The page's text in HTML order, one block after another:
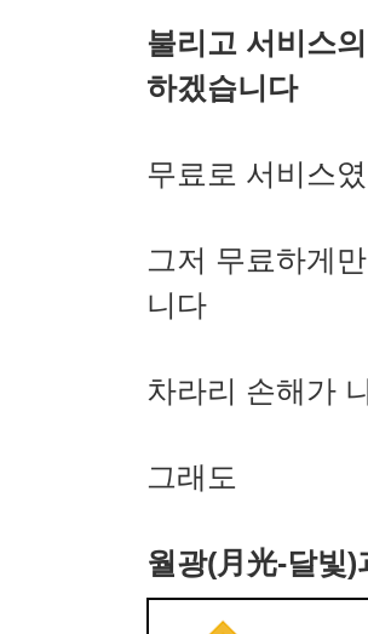
불리고 서비스
하겠습니다
무료로 서비스
그저 무료하게
니다
차라리 손해가
그래도
월광(月光-달빛